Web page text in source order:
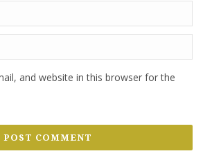
and website in this browser for the